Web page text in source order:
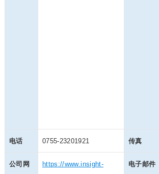
电话 0755-23201921 传真
公司网
https://www.insight-
电子邮件